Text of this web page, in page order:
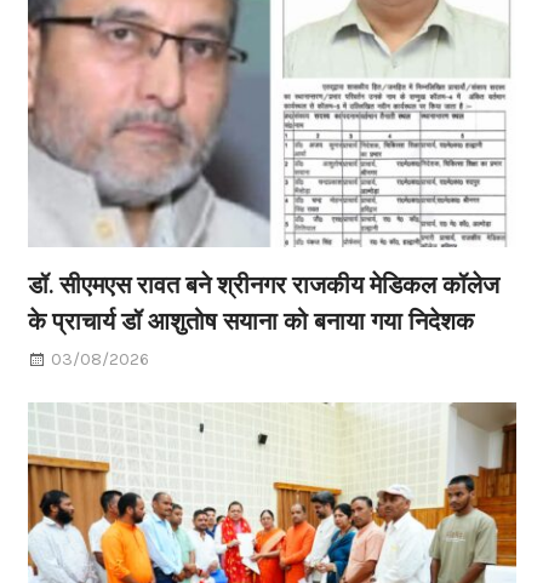
डॉ. सीएमएस रावत बने श्रीनगर राजकीय मेडिकल कॉलेज
के प्राचार्य डॉ आशुतोष सयाना को बनाया गया निदेशक
03/08/2026